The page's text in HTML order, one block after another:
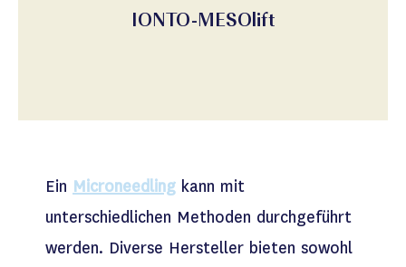
IONTO-MESOlift
Ein Microneedling kann mit
unterschiedlichen Methoden durchgeführt
werden. Diverse Hersteller bieten sowohl